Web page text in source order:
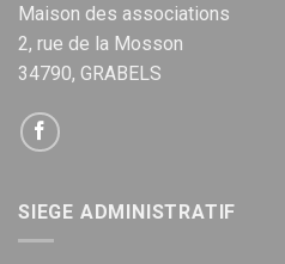
Maison des associations
2, rue de la Mosson
34790, GRABELS
SIEGE ADMINISTRATIF